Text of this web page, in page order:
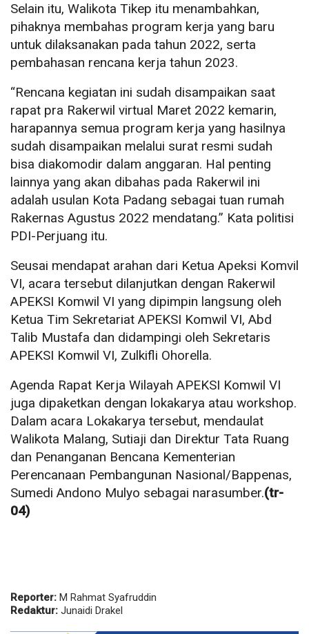
Selain itu, Walikota Tikep itu menambahkan,
pihaknya membahas program kerja yang baru
untuk dilaksanakan pada tahun 2022, serta
pembahasan rencana kerja tahun 2023.
“Rencana kegiatan ini sudah disampaikan saat
rapat pra Rakerwil virtual Maret 2022 kemarin,
harapannya semua program kerja yang hasilnya
sudah disampaikan melalui surat resmi sudah
bisa diakomodir dalam anggaran. Hal penting
lainnya yang akan dibahas pada Rakerwil ini
adalah usulan Kota Padang sebagai tuan rumah
Rakernas Agustus 2022 mendatang.” Kata politisi
PDI-Perjuang itu.
Seusai mendapat arahan dari Ketua Apeksi Komvil
VI, acara tersebut dilanjutkan dengan Rakerwil
APEKSI Komwil VI yang dipimpin langsung oleh
Ketua Tim Sekretariat APEKSI Komwil VI, Abd
Talib Mustafa dan didampingi oleh Sekretaris
APEKSI Komwil VI, Zulkifli Ohorella.
Agenda Rapat Kerja Wilayah APEKSI Komwil VI
juga dipaketkan dengan lokakarya atau workshop.
Dalam acara Lokakarya tersebut, mendaulat
Walikota Malang, Sutiaji dan Direktur Tata Ruang
dan Penanganan Bencana Kementerian
Perencanaan Pembangunan Nasional/Bappenas,
Sumedi Andono Mulyo sebagai narasumber.(tr-
04)
Reporter: M Rahmat Syafruddin
Redaktur: Junaidi Drakel